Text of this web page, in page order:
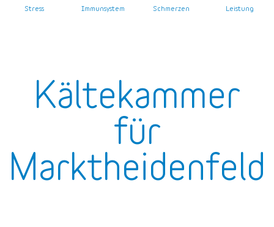
Stress Immunsystem Schmerzen Leistung
Kältekammer
für
Marktheidenfeld